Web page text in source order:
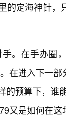
的定海神针
。在手办圈
在进入下一
的预算下，谁
又是如何在